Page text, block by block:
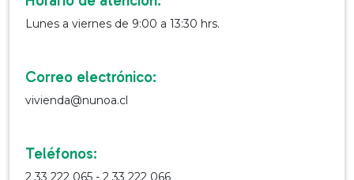
Lunes a viernes de 9:00 a 13:30 hrs.
Correo electrónico:
vivienda@nunoa.cl
Teléfonos:
2 33 222 065 - 2 33 222 066